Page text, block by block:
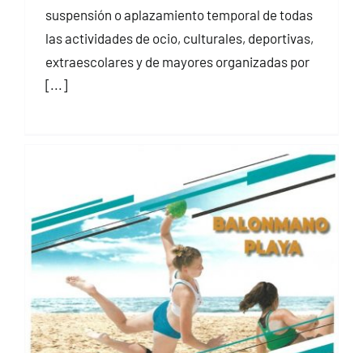
suspensión o aplazamiento temporal de todas
las actividades de ocio, culturales, deportivas,
extraescolares y de mayores organizadas por
[...]